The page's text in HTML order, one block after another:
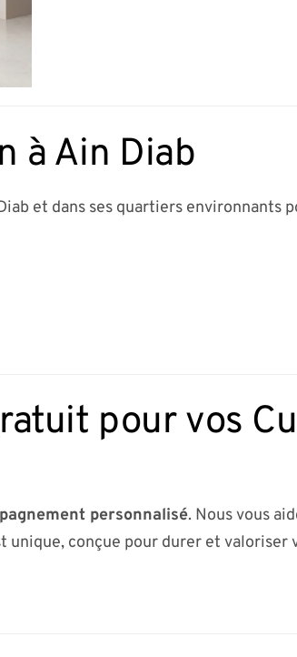
à Ain Diab
et dans ses quartiers environnants
pour vos
personnalisé. Nous vous
unique, conçue pour durer et valoriser